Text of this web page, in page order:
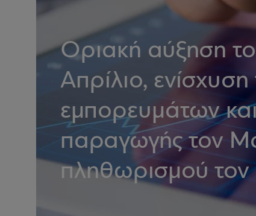
Οριακή αύξηση
Απρίλιο,
εμπορευμάτων
παραγωγής τον
πληθωρισμού τον